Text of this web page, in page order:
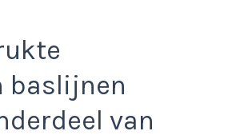
baslijnen
van